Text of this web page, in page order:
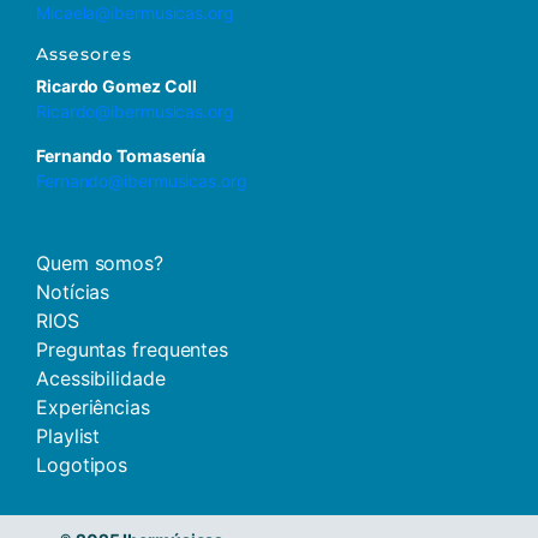
Micaela@ibermusicas.org
Assesores
Ricardo Gomez Coll
Ricardo@ibermusicas.org
Fernando Tomasenía
Fernando@ibermusicas.org
Quem somos?
Notícias
RIOS
Preguntas frequentes
Acessibilidade
Experiências
Playlist
Logotipos